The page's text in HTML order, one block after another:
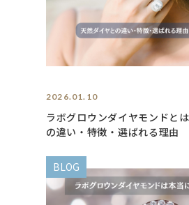
2026.01.10
ラボグロウンダイヤモンドと
の違い・特徴・選ばれる理由
BLOG